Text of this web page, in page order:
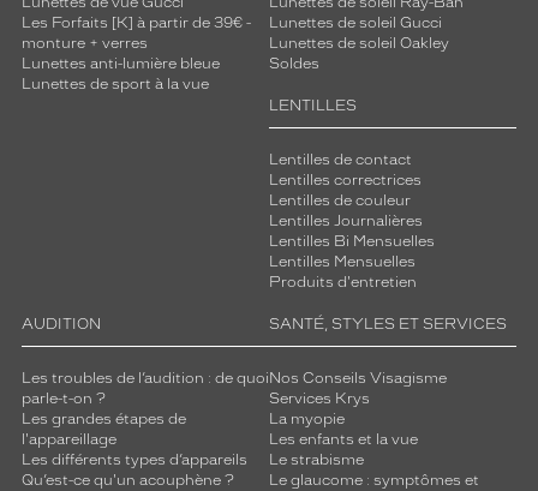
Les Forfaits [K] à partir de 39€ -
monture + verres
Lunettes anti-lumière bleue
Lunettes de sport à la vue
Lunettes de soleil Gucci
Lunettes de soleil Oakley
Soldes
LENTILLES
Lentilles de contact
Lentilles correctrices
Lentilles de couleur
Lentilles Journalières
Lentilles Bi Mensuelles
Lentilles Mensuelles
Produits d'entretien
AUDITION
Les troubles de l’audition : de quoi
parle-t-on ?
Les grandes étapes de
l'appareillage
Les différents types d’appareils
Qu’est-ce qu'un acouphène ?
SANTÉ, STYLES ET SERVICES
Nos Conseils Visagisme
Services Krys
La myopie
Les enfants et la vue
Le strabisme
Le glaucome : symptômes et